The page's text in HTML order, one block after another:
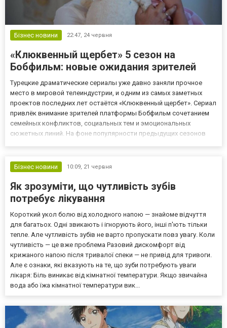
Бізнес новини 22:47, 24 червня
«Клюквенный щербет» 5 сезон на
Бобфильм: новые ожидания зрителей
Турецкие драматические сериалы уже давно заняли прочное
место в мировой телеиндустрии, и одним из самых заметных
проектов последних лет остаётся «Клюквенный щербет». Сериал
привлёк внимание зрителей платформы Бобфильм сочетанием
семейных конфликтов, социальных тем и эмоциональных
сюжетных линий. На фоне популярности предыдущих сезонов
щербета» ожидается к...
Бізнес новини 10:09, 21 червня
Як зрозуміти, що чутливість зубів
потребує лікування
Короткий укол болю від холодного напою — знайоме відчуття
для багатьох. Одні звикають і ігнорують його, інші п'ють тільки
тепле. Але чутливість зубів не варто пропускати повз увагу. Коли
чутливість — це вже проблема Разовий дискомфорт від
крижаного напою після тривалої спеки — не привід для тривоги.
Але є ознаки, які вказують на те, що зуби потребують уваги
лікаря: Біль виникає від кімнатної температури. Якщо звичайна
вода або їжа кімнатної температури вик...